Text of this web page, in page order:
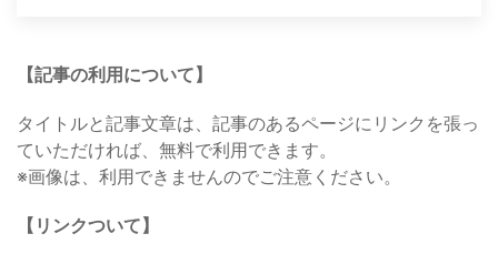
【記事の利用について】
タイトルと記事文章は、記事のあるページにリンクを張っ
ていただければ、無料で利用できます。
※画像は、利用できませんのでご注意ください。
【リンクついて】